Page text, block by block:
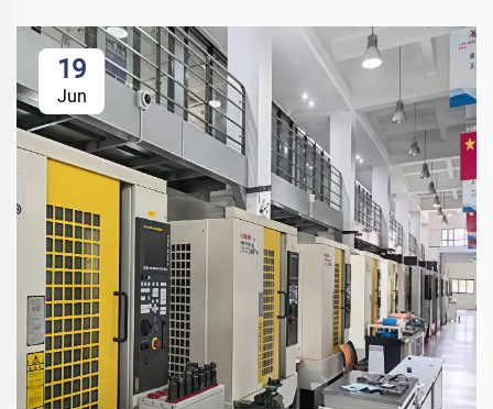
19
Jun